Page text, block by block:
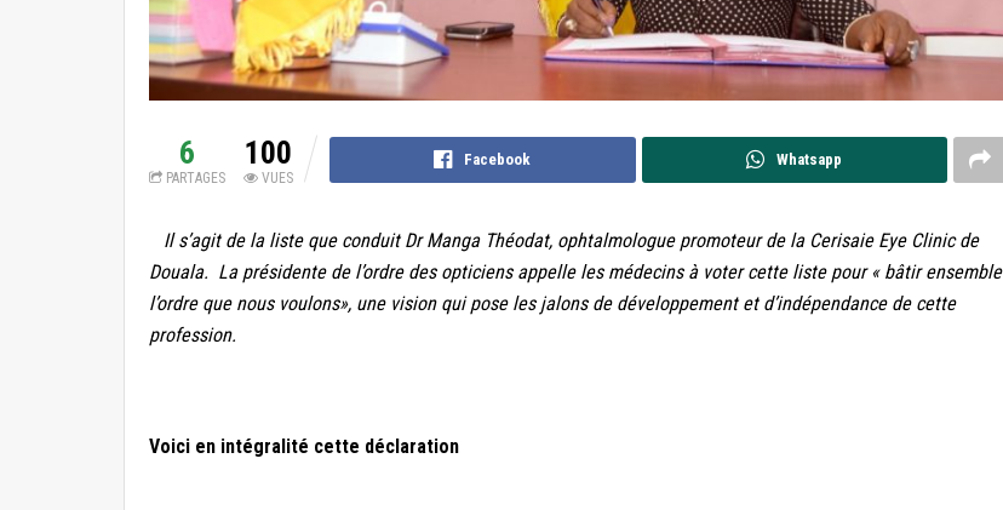
6
PARTAGES
100
VUES
Facebook Whatsapp
Il s’agit de la liste que conduit Dr Manga Théodat, ophtalmologue promoteur de la Cerisaie Eye Clinic de
Douala. La présidente de l’ordre des opticiens appelle les médecins à voter cette liste pour « bâtir ensemble
l’ordre que nous voulons», une vision qui pose les jalons de développement et d’indépendance de cette
profession.
Voici en intégralité cette déclaration